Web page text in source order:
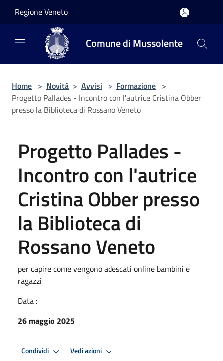
Regione Veneto
Comune di Mussolente
Home > Novità > Avvisi > Formazione >
Progetto Pallades - Incontro con l'autrice Cristina Obber
presso la Biblioteca di Rossano Veneto
Progetto Pallades -
Incontro con l'autrice
Cristina Obber presso
la Biblioteca di
Rossano Veneto
per capire come vengono adescati online bambini e
ragazzi
Data :
26 maggio 2025
Condividi Vedi azioni